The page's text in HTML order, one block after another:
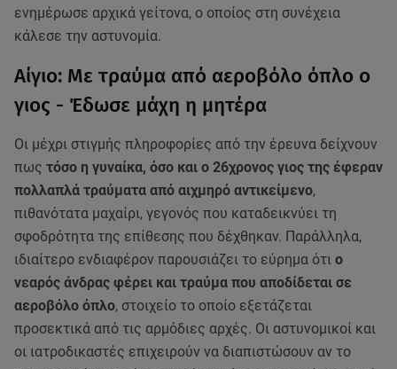
ενημέρωσε αρχικά γείτονα, ο οποίος στη συνέχεια
κάλεσε την αστυνομία.
Αίγιο: Με τραύμα από αεροβόλο όπλο ο
γιος - Έδωσε μάχη η μητέρα
Οι μέχρι στιγμής πληροφορίες από την έρευνα δείχνουν
πως τόσο η γυναίκα, όσο και ο 26χρονος γιος της έφεραν
πολλαπλά τραύματα από αιχμηρό αντικείμενο,
πιθανότατα μαχαίρι, γεγονός που καταδεικνύει τη
σφοδρότητα της επίθεσης που δέχθηκαν. Παράλληλα,
ιδιαίτερο ενδιαφέρον παρουσιάζει το εύρημα ότι ο
νεαρός άνδρας φέρει και τραύμα που αποδίδεται σε
αεροβόλο όπλο, στοιχείο το οποίο εξετάζεται
προσεκτικά από τις αρμόδιες αρχές. Οι αστυνομικοί και
οι ιατροδικαστές επιχειρούν να διαπιστώσουν αν το